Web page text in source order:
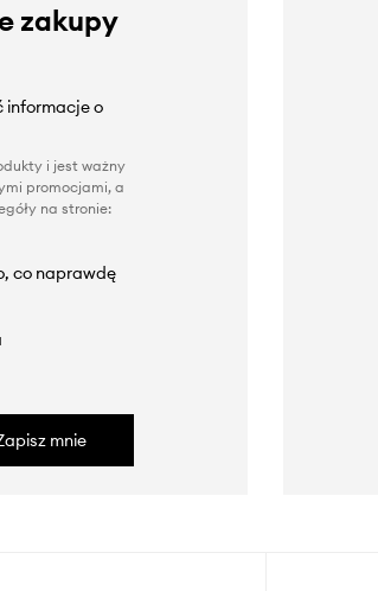
zakupy
informacje o
i jest ważny
promocjami, a
na stronie:
co naprawdę
mnie